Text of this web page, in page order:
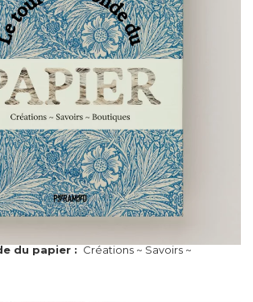
du papier : Créations ~ Savoirs ~